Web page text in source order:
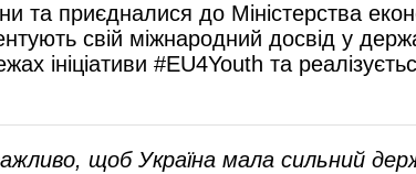
та приєдналися до Міністерства
свій міжнародний досвід у
ініціативи #EU4Youth та
щоб Україна мала сильний